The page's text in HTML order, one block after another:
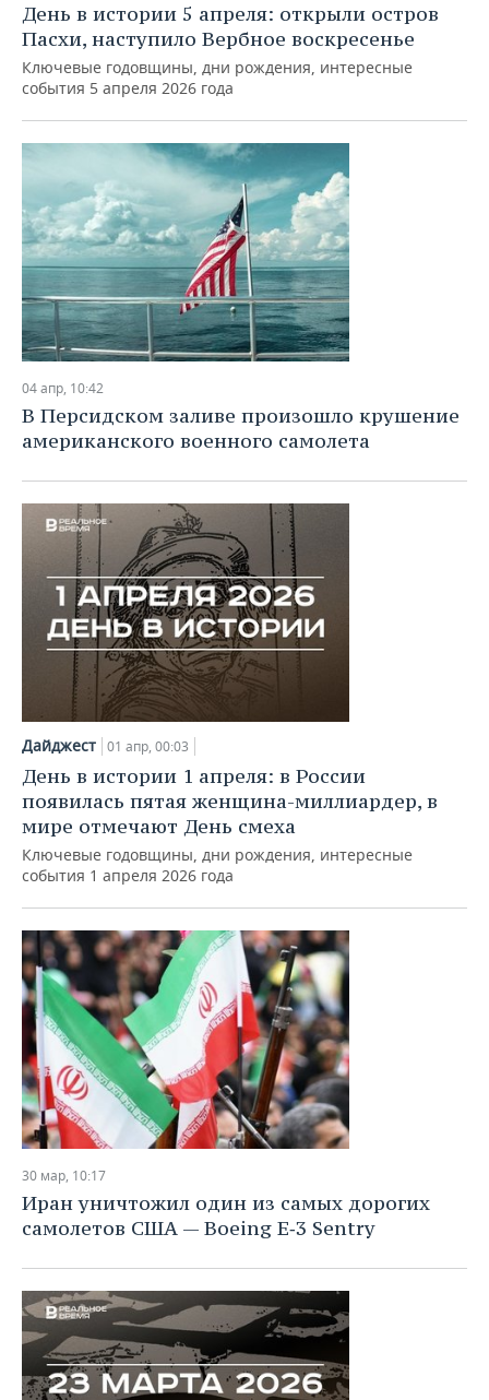
День в истории 5 апреля: открыли остров
Пасхи, наступило Вербное воскресенье
Ключевые годовщины, дни рождения, интересные
события 5 апреля 2026 года
04 апр, 10:42
В Персидском заливе произошло крушение
американского военного самолета
Дайджест 01 апр, 00:03
День в истории 1 апреля: в России
появилась пятая женщина-миллиардер, в
мире отмечают День смеха
Ключевые годовщины, дни рождения, интересные
события 1 апреля 2026 года
30 мар, 10:17
Иран уничтожил один из самых дорогих
самолетов США — Boeing E‑3 Sentry